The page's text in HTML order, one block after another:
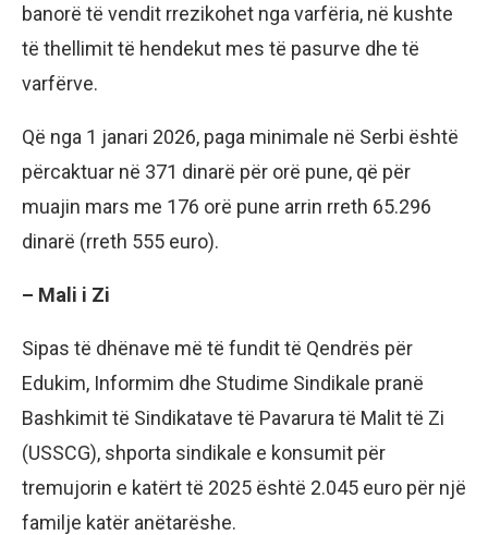
banorë të vendit rrezikohet nga varfëria, në kushte
të thellimit të hendekut mes të pasurve dhe të
varfërve.
Që nga 1 janari 2026, paga minimale në Serbi është
përcaktuar në 371 dinarë për orë pune, që për
muajin mars me 176 orë pune arrin rreth 65.296
dinarë (rreth 555 euro).
– Mali i Zi
Sipas të dhënave më të fundit të Qendrës për
Edukim, Informim dhe Studime Sindikale pranë
Bashkimit të Sindikatave të Pavarura të Malit të Zi
(USSCG), shporta sindikale e konsumit për
tremujorin e katërt të 2025 është 2.045 euro për një
familje katër anëtarëshe.